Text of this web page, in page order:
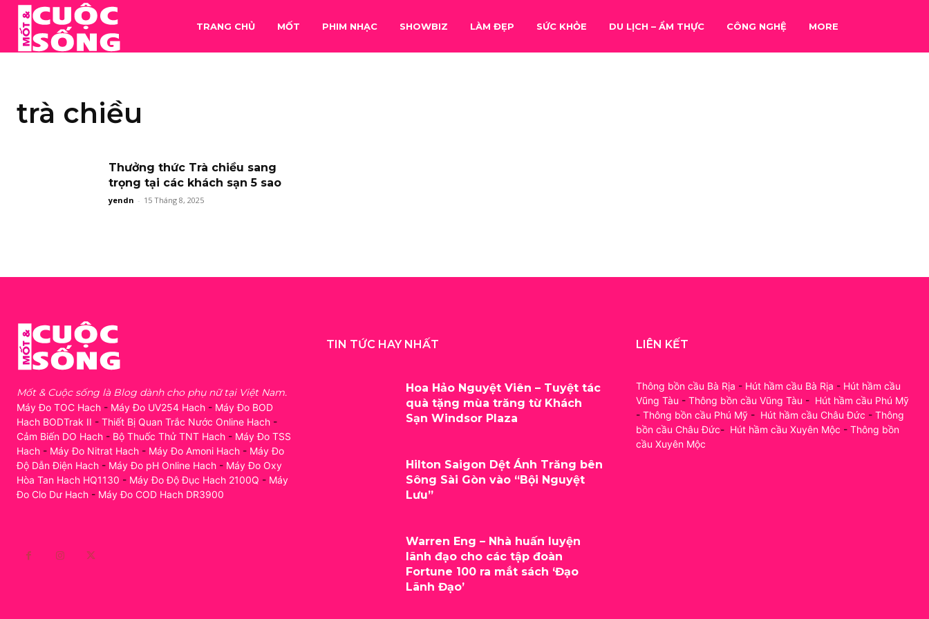
TRANG CHỦ MỐT PHIM NHẠC SHOWBIZ LÀM ĐẸP SỨC KHỎE DU LỊCH – ẨM THỰC CÔNG NGHỆ MORE
trà chiều
Thưởng thức Trà chiều sang
trọng tại các khách sạn 5 sao
yendn - 15 Tháng 8, 2025
Mốt & Cuộc sống là Blog dành cho phụ nữ tại Việt Nam.
Máy Đo TOC Hach - Máy Đo UV254 Hach - Máy Đo BOD
Hach BODTrak II - Thiết Bị Quan Trắc Nước Online Hach -
Cảm Biến DO Hach - Bộ Thuốc Thử TNT Hach - Máy Đo TSS
Hach - Máy Đo Nitrat Hach - Máy Đo Amoni Hach - Máy Đo
Độ Dẫn Điện Hach - Máy Đo pH Online Hach - Máy Đo Oxy
Hòa Tan Hach HQ1130 - Máy Đo Độ Đục Hach 2100Q - Máy
Đo Clo Dư Hach - Máy Đo COD Hach DR3900
TIN TỨC HAY NHẤT
Hoa Hảo Nguyệt Viên – Tuyệt tác
quà tặng mùa trăng từ Khách
Sạn Windsor Plaza
Hilton Saigon Dệt Ánh Trăng bên
Sông Sài Gòn vào “Bội Nguyệt
Lưu”
Warren Eng – Nhà huấn luyện
lãnh đạo cho các tập đoàn
Fortune 100 ra mắt sách ‘Đạo
Lãnh Đạo’
LIÊN KẾT
Thông bồn cầu Bà Rịa - Hút hầm cầu Bà Rịa - Hút hầm cầu
Vũng Tàu - Thông bồn cầu Vũng Tàu - Hút hầm cầu Phú Mỹ
- Thông bồn cầu Phú Mỹ - Hút hầm cầu Châu Đức - Thông
bồn cầu Châu Đức- Hút hầm cầu Xuyên Mộc - Thông bồn
cầu Xuyên Mộc